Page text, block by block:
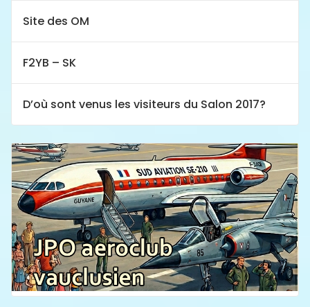
Site des OM
F2YB – SK
D’où sont venus les visiteurs du Salon 2017?